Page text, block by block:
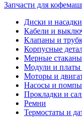
Запчасти для
Диски и насадки
Кабели и
Клапаны и
Корпусные
Мерные
Модули и платы
Моторы и
Насосы и помпы
Прокладки и
Ремни
Термостаты и